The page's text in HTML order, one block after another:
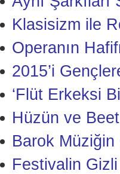
Klasisizm ile
Operanın
2015’i
‘Flüt Erkeksi
Hüzün ve
Barok
Festivalin Gizli